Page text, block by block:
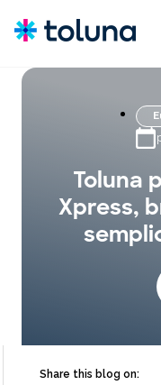
Toluna
Xpress,
Share this blog on: